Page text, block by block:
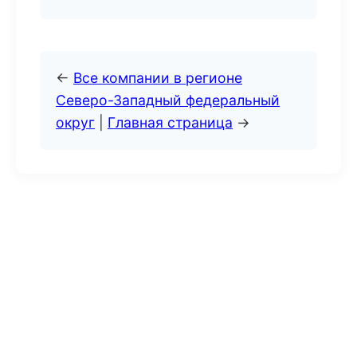
← Все компании в регионе
Северо-Западный федеральный
округ
Главная страница →